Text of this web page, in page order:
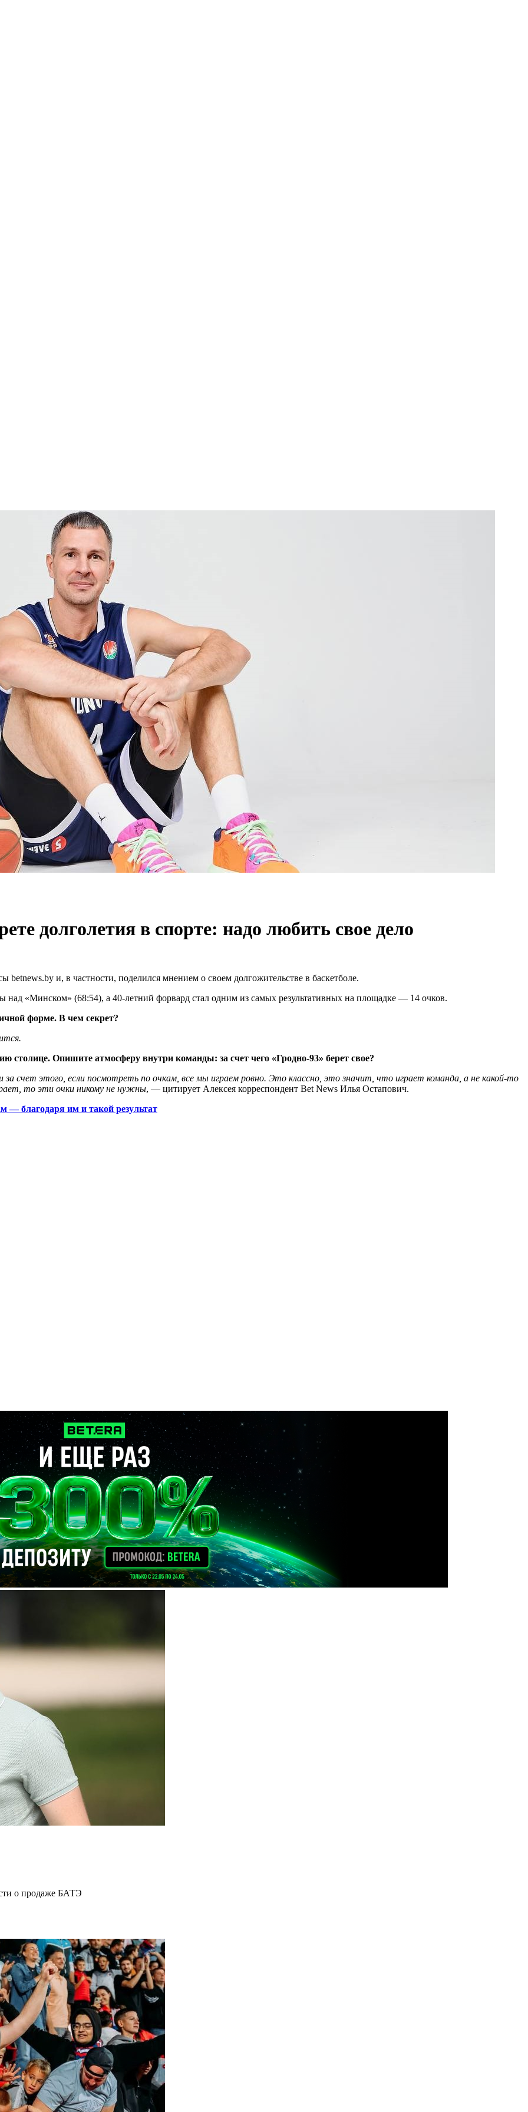
долголетия в спорте: надо любить свое дело
и, в частности, поделился мнением о своем долгожительстве в баскетболе.
«Минском» (68:54), а 40-летний форвард стал одним из самых результативных на площадке — 14 очков.
форме. В чем секрет?
Опишите атмосферу внутри команды: за счет чего «Гродно-93» берет свое?
счет этого, если посмотреть по очкам, все мы играем ровно. Это классно, это значит, что играет команда, а не какой-то
то эти очки никому не нужны, — цитирует Алексея корреспондент Bet News Илья Остапович.
— благодаря им и такой результат
о продаже БАТЭ